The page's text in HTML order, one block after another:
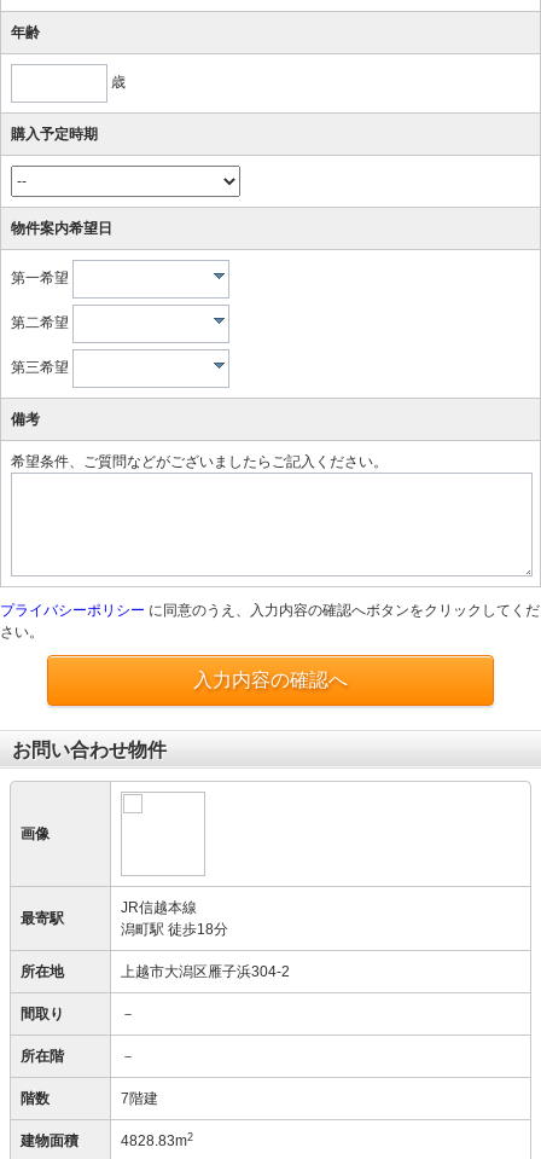
年齢
歳
購入予定時期
物件案内希望日
第一希望
第二希望
第三希望
備考
希望条件、ご質問などがございましたらご記入ください。
プライバシーポリシー に同意のうえ、入力内容の確認へボタンをクリックしてくだ
さい。
入力内容の確認へ
お問い合わせ物件
画像
最寄駅
JR信越本線
潟町駅 徒歩18分
所在地 上越市大潟区雁子浜304-2
間取り －
所在階 －
階数 7階建
建物面積 4828.83m2